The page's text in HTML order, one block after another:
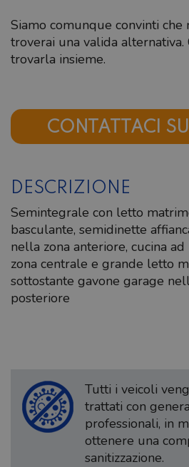
Siamo comunque convinti che
troverai una valida alternativa.
trovarla insieme.
CONTATTACI
DESCRIZIONE
Semintegrale con letto
basculante, semidinette
nella zona anteriore, cucina
zona centrale e grande letto
sottostante gavone garage
posteriore
Tutti i veicoli
trattati con
professionali, in
ottenere una
sanitizzazione.